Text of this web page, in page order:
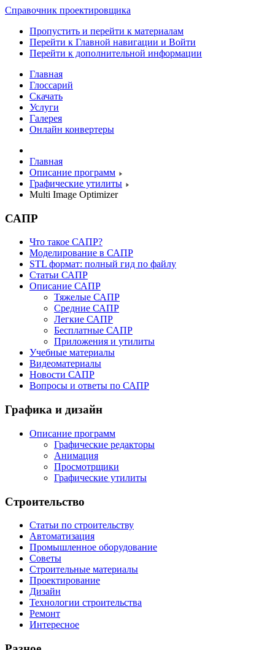
Справочник проектировщика
Пропустить и перейти к материалам
Перейти к Главной навигации и Войти
Перейти к дополнительной информации
Главная
Глоссарий
Скачать
Услуги
Галерея
Онлайн конвертеры
Главная
Описание программ
Графические утилиты
Multi Image Optimizer
САПР
Что такое САПР?
Моделирование в САПР
STL формат: полный гид по файлу
Статьи САПР
Описание САПР
Тяжелые САПР
Средние САПР
Легкие САПР
Бесплатные САПР
Приложения и утилиты
Учебные материалы
Видеоматериалы
Новости САПР
Вопросы и ответы по САПР
Графика и дизайн
Описание программ
Графические редакторы
Анимация
Просмотрщики
Графические утилиты
Строительство
Статьи по строительству
Автоматизация
Промышленное оборудование
Советы
Строительные материалы
Проектирование
Дизайн
Технологии строительства
Ремонт
Интересное